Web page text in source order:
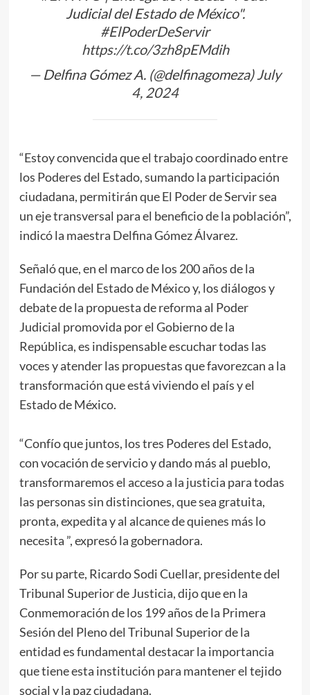
Judicial del Estado de México".
#ElPoderDeServir
https://t.co/3zh8pEMdih
— Delfina Gómez A. (@delfinagomeza)July
4, 2024
“Estoy convencida que el trabajo coordinado entre
los Poderes del Estado, sumando la participación
ciudadana, permitirán que El Poder de Servir sea
un eje transversal para el beneficio de la población”,
indicó la maestra Delfina Gómez Álvarez.
Señaló que, en el marco de los 200 años de la
Fundación del Estado de México y, los diálogos y
debate de la propuesta de reforma al Poder
Judicial promovida por el Gobierno de la
República, es indispensable escuchar todas las
voces y atender las propuestas que favorezcan a la
transformación que está viviendo el país y el
Estado de México.
“Confío que juntos, los tres Poderes del Estado,
con vocación de servicio y dando más al pueblo,
transformaremos el acceso a la justicia para todas
las personas sin distinciones, que sea gratuita,
pronta, expedita y al alcance de quienes más lo
necesita ”, expresó la gobernadora.
Por su parte, Ricardo Sodi Cuellar, presidente del
Tribunal Superior de Justicia, dijo que en la
Conmemoración de los 199 años de la Primera
Sesión del Pleno del Tribunal Superior de la
entidad es fundamental destacar la importancia
que tiene esta institución para mantener el tejido
social y la paz ciudadana.